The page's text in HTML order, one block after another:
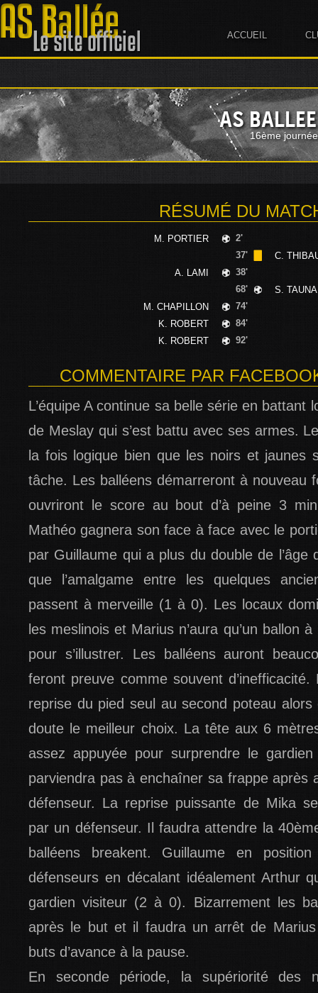
ACCUEIL
AS
16ème
RÉSUMÉ DU
M. PORTIER
2'
37'
C.
A. LAMI
38'
68'
S.
M. CHAPILLON
74'
K. ROBERT
84'
K. ROBERT
92'
COMMENTAIRE PAR
L’équipe A continue sa belle série en battant
de Meslay qui s’est battu avec ses armes.
la fois logique bien que les noirs et jaunes
tâche. Les balléens démarreront à nouveau
ouvriront le score au bout d’à peine 3
Mathéo gagnera son face à face avec le
par Guillaume qui a plus du double de l’âge
que l’amalgame entre les quelques
passent à merveille (1 à 0). Les locaux
les meslinois et Marius n’aura qu’un ballon
pour s’illustrer. Les balléens auront
feront preuve comme souvent
reprise du pied seul au second poteau
doute le meilleur choix. La tête aux 6
assez appuyée pour surprendre le
parviendra pas à enchaîner sa frappe après
défenseur. La reprise puissante de Mika
par un défenseur. Il faudra attendre la
balléens breakent. Guillaume en
défenseurs en décalant idéalement Arthur
gardien visiteur (2 à 0). Bizarrement les
après le but et il faudra un arrêt de
buts d’avance à la pause.
En seconde période, la supériorité des